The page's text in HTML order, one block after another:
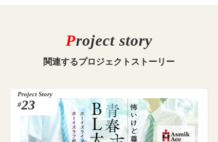
Project story
関連するプロジェクトストーリー
Project Story
#23